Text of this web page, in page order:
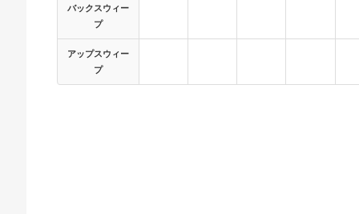
バックスウィー
プ
アップスウィー
プ